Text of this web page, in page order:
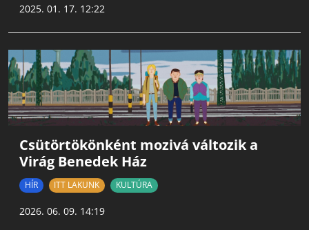
2025. 01. 17. 12:22
Csütörtökönként mozivá változik a
Virág Benedek Ház
HÍR ITT LAKUNK KULTÚRA
2026. 06. 09. 14:19